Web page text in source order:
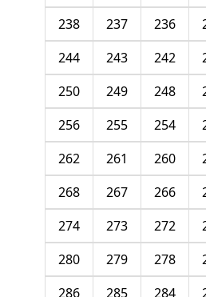
236
237
238
242
243
244
248
249
250
254
255
256
260
261
262
266
267
268
272
273
274
278
279
280
284
285
286